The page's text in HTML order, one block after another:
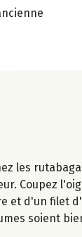
les
Coupez
et d'un filet
soient